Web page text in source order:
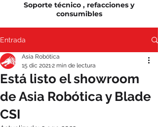
Soporte técnico , refacciones y
consumibles
Entrada
Está listo el showroom
de Asia Robótica y Blade
CSI
Asia Robótica
15 dic 20212 min de lectura